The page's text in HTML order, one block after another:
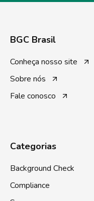
BGC Brasil
Conheça nosso site
Sobre nós
Fale conosco
Categorias
Background Check
Compliance